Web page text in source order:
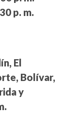
p. m.
El
Bolívar,
y